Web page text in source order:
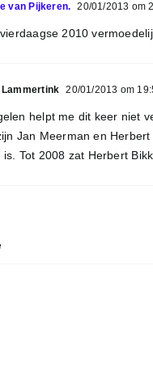
van Pijkeren. 20/01/2013 om
2010
Lammertink 20/01/2013 om
helpt me dit keer niet
Jan Meerman en
is. Tot 2008 zat Herbert